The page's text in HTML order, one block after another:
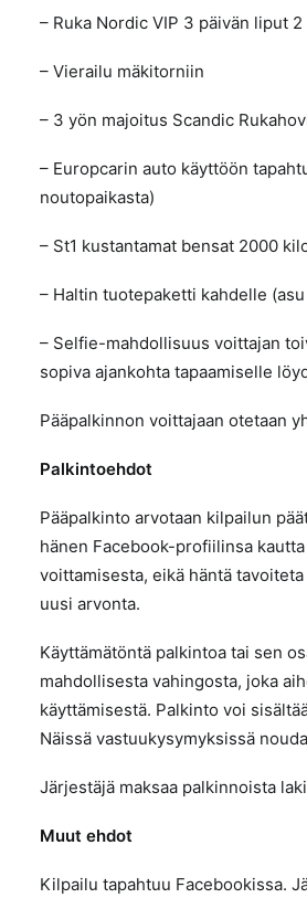
– Ruka Nordic VIP 3 päivän liput 2
– Vierailu mäkitorniin
– 3 yön majoitus Scandic
– Europcarin auto käyttöön
noutopaikasta)
– St1 kustantamat bensat 2000
– Haltin tuotepaketti kahdelle
– Selfie-mahdollisuus voittajan
sopiva ajankohta tapaamiselle
Pääpalkinnon voittajaan otetaan
Palkintoehdot
Pääpalkinto arvotaan kilpailun
hänen Facebook-profiilinsa
voittamisesta, eikä häntä
uusi arvonta.
Käyttämätöntä palkintoa tai sen
mahdollisesta vahingosta, joka
käyttämisestä. Palkinto voi
Näissä vastuukysymyksissä
Järjestäjä maksaa palkinnoista
Muut ehdot
Kilpailu tapahtuu Facebookissa.